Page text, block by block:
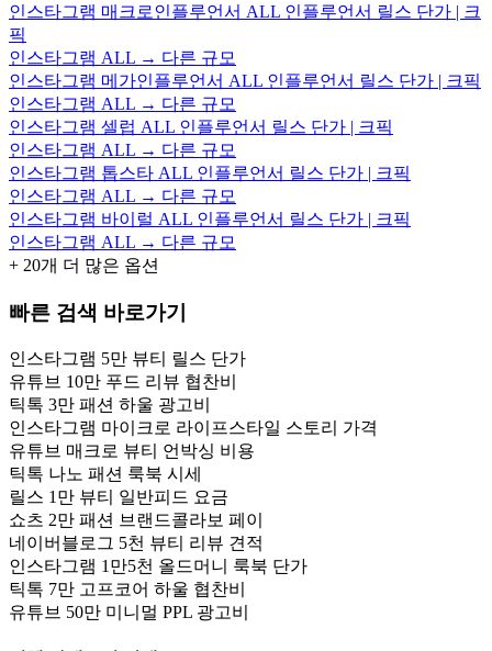
인스타그램 매크로인플루언서 ALL 인플루언서 릴스 단가 | 크
픽
인스타그램 ALL → 다른 규모
인스타그램 메가인플루언서 ALL 인플루언서 릴스 단가 | 크픽
인스타그램 ALL → 다른 규모
인스타그램 셀럽 ALL 인플루언서 릴스 단가 | 크픽
인스타그램 ALL → 다른 규모
인스타그램 톱스타 ALL 인플루언서 릴스 단가 | 크픽
인스타그램 ALL → 다른 규모
인스타그램 바이럴 ALL 인플루언서 릴스 단가 | 크픽
인스타그램 ALL → 다른 규모
+ 20개 더 많은 옵션
빠른 검색 바로가기
인스타그램 5만 뷰티 릴스 단가
유튜브 10만 푸드 리뷰 협찬비
틱톡 3만 패션 하울 광고비
인스타그램 마이크로 라이프스타일 스토리 가격
유튜브 매크로 뷰티 언박싱 비용
틱톡 나노 패션 룩북 시세
릴스 1만 뷰티 일반피드 요금
쇼츠 2만 패션 브랜드콜라보 페이
네이버블로그 5천 뷰티 리뷰 견적
인스타그램 1만5천 올드머니 룩북 단가
틱톡 7만 고프코어 하울 협찬비
유튜브 50만 미니멀 PPL 광고비